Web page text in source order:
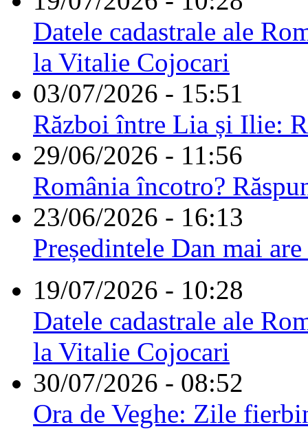
Datele cadastrale ale
la Vitalie Cojocari
03/07/2026 - 15:51
Război între Lia și Ilie:
29/06/2026 - 11:56
România încotro?
23/06/2026 - 16:13
Președintele Dan mai
19/07/2026 - 10:28
Datele cadastrale ale
la Vitalie Cojocari
30/07/2026 - 08:52
Ora de Veghe: Zile